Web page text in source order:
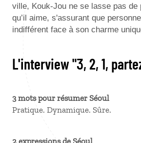
ville, Kouk-Jou ne se lasse pas de
qu’il aime, s'assurant que
indifférent face à son charme
L'interview "3, 2, 1,
3 mots pour résumer Séoul
Pratique. Dynamique. Sûre.